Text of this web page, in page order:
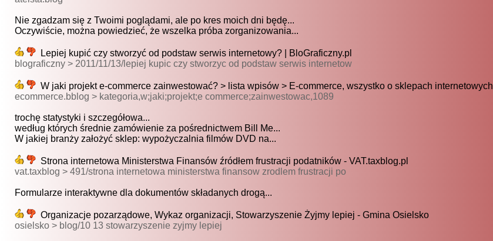
Nie zgadzam się z Twoimi poglądami, ale po kres moich dni będę...
Oczywiście, można powiedzieć, że wszelka próba zorganizowania...
Lepiej kupić czy stworzyć od podstaw serwis internetowy? | BloGraficzny.pl
blograficzny > 2011/11/13/lepiej kupic czy stworzyc od podstaw serwis internetow
W jaki projekt e-commerce zainwestować? > lista wpisów > E-commerce, wszystko o sklepach internetowych
ecommerce.bblog > kategoria,w;jaki;projekt;e commerce;zainwestowac,1089
trochę statystyki i szczegółowa...
według których średnie zamówienie za pośrednictwem Bill Me...
W jakiej branży założyć sklep: wypożyczalnia filmów DVD na...
Strona internetowa Ministerstwa Finansów źródłem frustracji podatników - VAT.taxblog.pl
vat.taxblog > 491/strona internetowa ministerstwa finansow zrodlem frustracji po
Formularze interaktywne dla dokumentów składanych drogą...
Organizacje pozarządowe, Wykaz organizacji, Stowarzyszenie Żyjmy lepiej - Gmina Osielsko
osielsko > blog/10 13 stowarzyszenie zyjmy lepiej